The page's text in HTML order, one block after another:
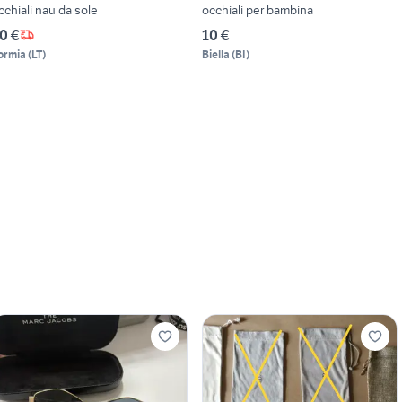
nau da sole
€
(LT)
occhiali per bambina
10 €
Biella (BI)